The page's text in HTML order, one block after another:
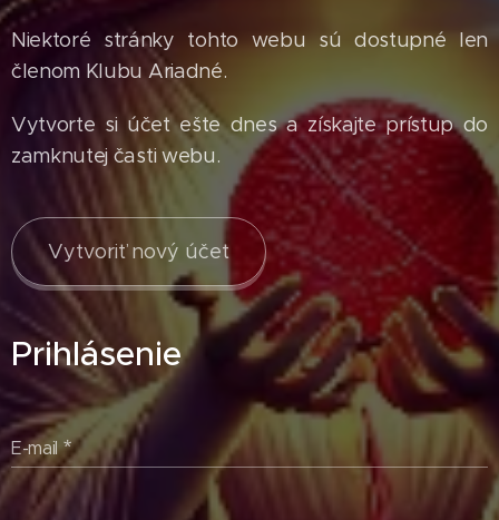
Niektoré stránky tohto webu sú dostupné len
členom Klubu Ariadné.
Vytvorte si účet ešte dnes a získajte prístup do
zamknutej časti webu.
Vytvoriť nový účet
Prihlásenie
E-mail